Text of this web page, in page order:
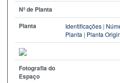
Nº de Planta
Planta
Identificações |
Planta | Planta
Fotografia do
Espaço